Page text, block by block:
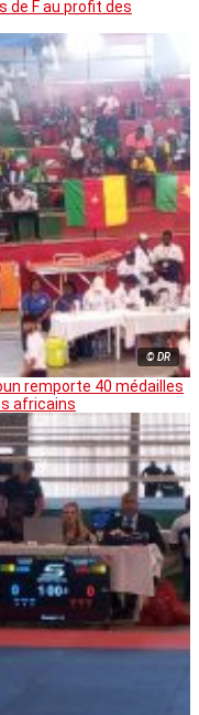
de F au profit des
© DR
remporte 40 médailles
africains